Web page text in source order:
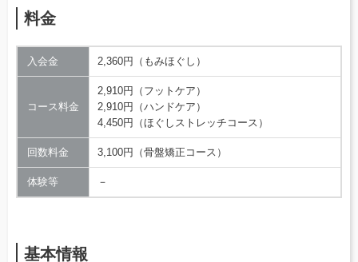
料金
入会金 2,360円（もみほぐし）
コース料金
2,910円（フットケア）
2,910円（ハンドケア）
4,450円（ほぐしストレッチコース）
回数料金 3,100円（骨盤矯正コース）
体験等 －
基本情報